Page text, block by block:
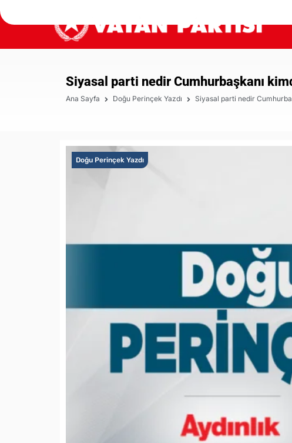
Siyasal parti nedir Cumhurbaşkanı
Ana Sayfa Doğu Perinçek Yazdı Siyasal parti nedir
Doğu Perinçek Yazdı